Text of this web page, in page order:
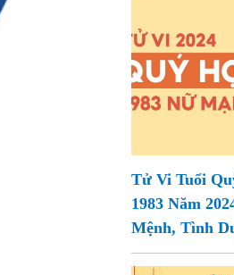
Tử Vi Tuổi
1983 Năm
Mệnh, Tình